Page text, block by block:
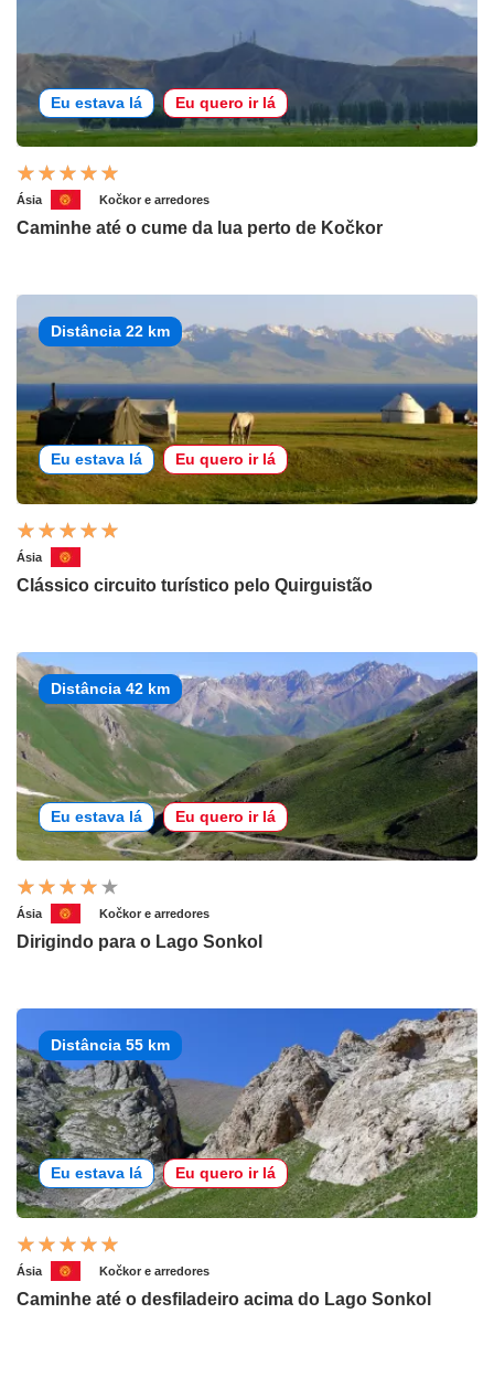
Eu estava lá Eu quero ir lá
Ásia Kočkor e arredores
Caminhe até o cume da lua perto de Kočkor
Distância 22 km
Eu estava lá Eu quero ir lá
Ásia
Clássico circuito turístico pelo Quirguistão
Distância 42 km
Eu estava lá Eu quero ir lá
Ásia Kočkor e arredores
Dirigindo para o Lago Sonkol
Distância 55 km
Eu estava lá Eu quero ir lá
Ásia Kočkor e arredores
Caminhe até o desfiladeiro acima do Lago Sonkol